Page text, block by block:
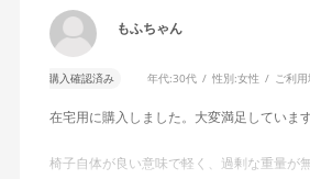
もふちゃん
購入確認済み 年代:30代 性別:女性 ご利
在宅用に購入しました。大変満足しています
椅子自体が良い意味で軽く、過剰な重量が